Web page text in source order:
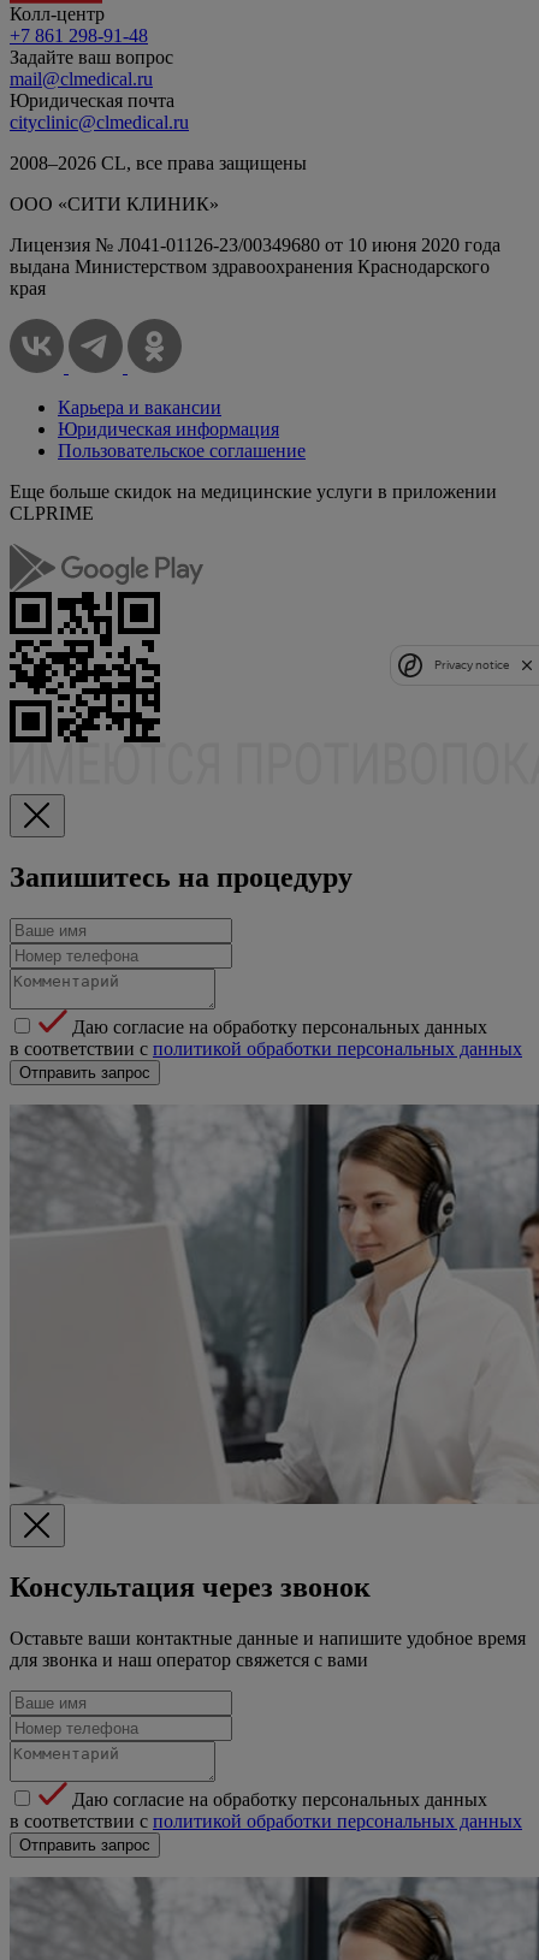
Колл-центр
+7 861 298-91-48
Задайте ваш вопрос
mail@clmedical.ru
Юридическая почта
cityclinic@clmedical.ru
2008–2026 СL, все права защищены
ООО «СИТИ КЛИНИК»
Лицензия № Л041-01126-23/00349680 от 10 июня 2020 года
выдана Министерством здравоохранения Краснодарского
края
Карьера и вакансии
Юридическая информация
Пользовательское соглашение
Еще больше скидок на медицинские услуги в приложении
CLPRIME
Запишитесь на процедуру
Даю согласие на обработку персональных данных
в соответствии с политикой обработки персональных данных
Отправить запрос
Консультация через звонок
Оставьте ваши контактные данные и напишите удобное время
для звонка и наш оператор свяжется с вами
Даю согласие на обработку персональных данных
в соответствии с политикой обработки персональных данных
Отправить запрос
Privacy notice